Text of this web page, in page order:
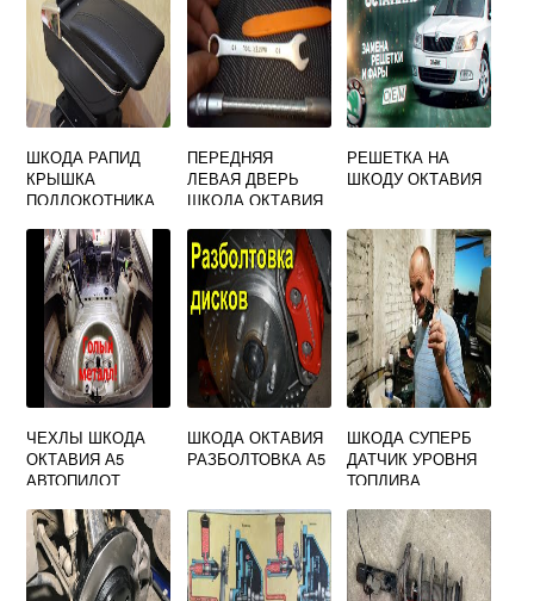
ШКОДА РАПИД
КРЫШКА
ПОДЛОКОТНИКА
ПЕРЕДНЯЯ
ЛЕВАЯ ДВЕРЬ
ШКОДА ОКТАВИЯ
РЕШЕТКА НА
ШКОДУ ОКТАВИЯ
ЧЕХЛЫ ШКОДА
ОКТАВИЯ А5
АВТОПИЛОТ
ШКОДА ОКТАВИЯ
РАЗБОЛТОВКА А5
ШКОДА СУПЕРБ
ДАТЧИК УРОВНЯ
ТОПЛИВА